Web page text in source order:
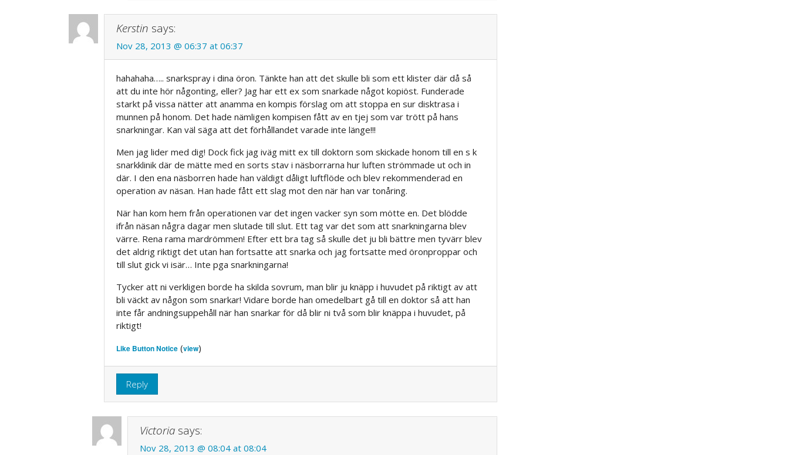
Kerstin says:
Nov 28, 2013 @ 06:37 at 06:37
hahahaha….. snarkspray i dina öron. Tänkte han att det skulle bli som ett klister där då så
att du inte hör någonting, eller? Jag har ett ex som snarkade något kopiöst. Funderade
starkt på vissa nätter att anamma en kompis förslag om att stoppa en sur disktrasa i
munnen på honom. Det hade nämligen kompisen fått av en tjej som var trött på hans
snarkningar. Kan väl säga att det förhållandet varade inte länge!!!
Men jag lider med dig! Dock fick jag iväg mitt ex till doktorn som skickade honom till en s k
snarkklinik där de mätte med en sorts stav i näsborrarna hur luften strömmade ut och in
där. I den ena näsborren hade han väldigt dåligt luftflöde och blev rekommenderad en
operation av näsan. Han hade fått ett slag mot den när han var tonåring.
När han kom hem från operationen var det ingen vacker syn som mötte en. Det blödde
ifrån näsan några dagar men slutade till slut. Ett tag var det som att snarkningarna blev
värre. Rena rama mardrömmen! Efter ett bra tag så skulle det ju bli bättre men tyvärr blev
det aldrig riktigt det utan han fortsatte att snarka och jag fortsatte med öronproppar och
till slut gick vi isär… Inte pga snarkningarna!
Tycker att ni verkligen borde ha skilda sovrum, man blir ju knäpp i huvudet på riktigt av att
bli väckt av någon som snarkar! Vidare borde han omedelbart gå till en doktor så att han
inte får andningsuppehåll när han snarkar för då blir ni två som blir knäppa i huvudet, på
riktigt!
Like Button Notice (view)
Reply
Victoria says:
Nov 28, 2013 @ 08:04 at 08:04